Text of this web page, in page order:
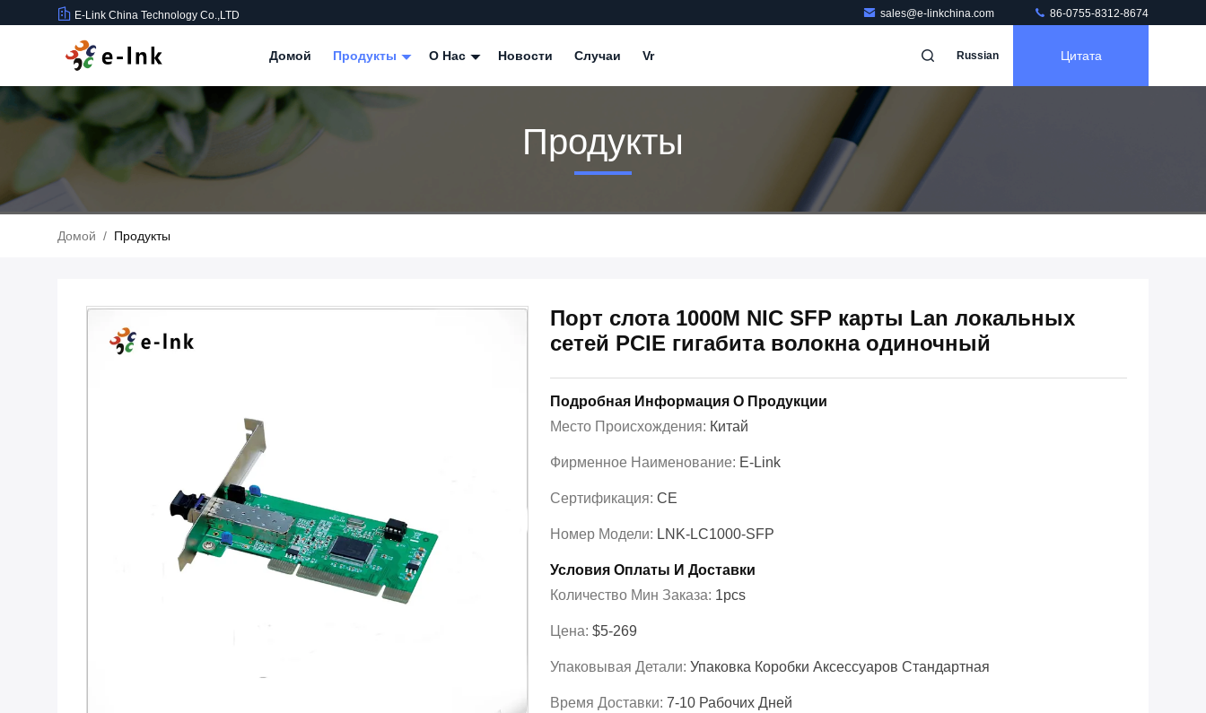
E-Link China Technology Co.,LTD sales@e-linkchina.com 86-0755-8312-8674
Домой Продукты О Нас Новости Случаи Vr Russian Цитата
Продукты
Домой / Продукты
Порт слота 1000M NIC SFP карты Lan локальных
сетей PCIE гигабита волокна одиночный
Подробная Информация О Продукции
Место Происхождения: Китай
Фирменное Наименование: E-Link
Сертификация: CE
Номер Модели: LNK-LC1000-SFP
Условия Оплаты И Доставки
Количество Мин Заказа: 1pcs
Цена: $5-269
Упаковывая Детали: Упаковка Коробки Аксессуаров Стандартная
Время Доставки: 7-10 Рабочих Дней